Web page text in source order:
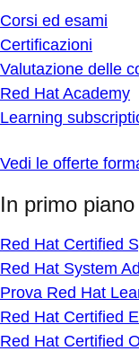
Corsi ed esami
Certificazioni
Valutazione delle
Red Hat Academy
Learning
Vedi le offerte
In primo piano
Red Hat Certified
Red Hat System
Prova Red Hat
Red Hat Certified
Red Hat Certified